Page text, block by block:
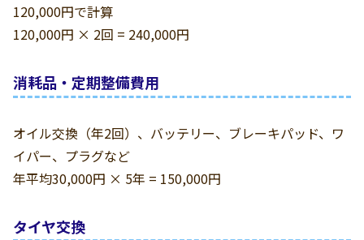
120,000円で計算
120,000円 × 2回 = 240,000円
消耗品・定期整備費用
オイル交換（年2回）、バッテリー、ブレーキパッド、ワ
イパー、プラグなど
年平均30,000円 × 5年 = 150,000円
タイヤ交換